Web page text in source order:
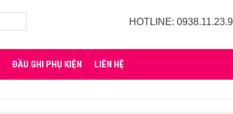
HOTLINE:
ĐẦU GHI PHỤ KIỆN LIÊN HỆ